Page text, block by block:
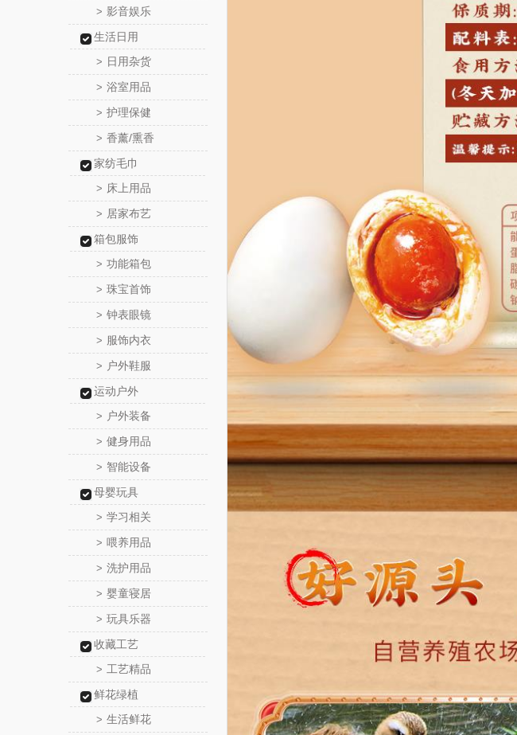
> 影音娱乐
生活日用
> 日用杂货
> 浴室用品
> 护理保健
> 香薰/熏香
家纺毛巾
> 床上用品
> 居家布艺
箱包服饰
> 功能箱包
> 珠宝首饰
> 钟表眼镜
> 服饰内衣
> 户外鞋服
运动户外
> 户外装备
> 健身用品
> 智能设备
母婴玩具
> 学习相关
> 喂养用品
> 洗护用品
> 婴童寝居
> 玩具乐器
收藏工艺
> 工艺精品
鲜花绿植
> 生活鲜花